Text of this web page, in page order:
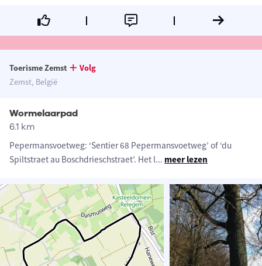
Toerisme Zemst
Volg
Zemst, België
Wormelaarpad
6.1 km
Pepermansvoetweg: ‘Sentier 68 Pepermansvoetweg’ of ‘du
Spiltstraet au Boschdrieschstraet’. Het l... meer lezen